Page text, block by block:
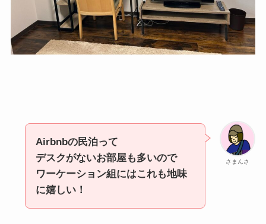
さまんさ
Airbnbの民泊って
デスクがないお部屋も多いので
ワーケーション組にはこれも地味
に嬉しい！